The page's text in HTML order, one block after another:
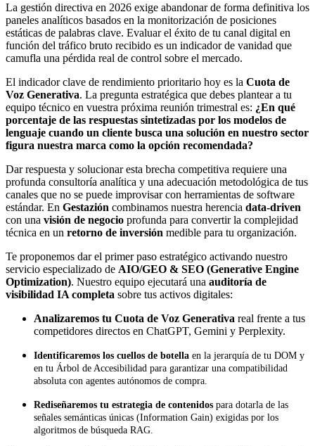
La gestión directiva en 2026 exige abandonar de forma definitiva los
paneles analíticos basados en la monitorización de posiciones
estáticas de palabras clave. Evaluar el éxito de tu canal digital en
función del tráfico bruto recibido es un indicador de vanidad que
camufla una pérdida real de control sobre el mercado.
El indicador clave de rendimiento prioritario hoy es la Cuota de
Voz Generativa. La pregunta estratégica que debes plantear a tu
equipo técnico en vuestra próxima reunión trimestral es: ¿En qué
porcentaje de las respuestas sintetizadas por los modelos de
lenguaje cuando un cliente busca una solución en nuestro sector
figura nuestra marca como la opción recomendada?
Dar respuesta y solucionar esta brecha competitiva requiere una
profunda consultoría analítica y una adecuación metodológica de tus
canales que no se puede improvisar con herramientas de software
estándar. En Gestazión combinamos nuestra herencia data-driven
con una visión de negocio profunda para convertir la complejidad
técnica en un retorno de inversión medible para tu organización.
Te proponemos dar el primer paso estratégico activando nuestro
servicio especializado de AIO/GEO & SEO (Generative Engine
Optimization). Nuestro equipo ejecutará una auditoría de
visibilidad IA completa sobre tus activos digitales:
Analizaremos tu Cuota de Voz Generativa real frente a tus
competidores directos en ChatGPT, Gemini y Perplexity.
Identificaremos los cuellos de botella en la jerarquía de tu DOM y
en tu Árbol de Accesibilidad para garantizar una compatibilidad
absoluta con agentes autónomos de compra.
Rediseñaremos tu estrategia de contenidos para dotarla de las
señales semánticas únicas (Information Gain) exigidas por los
algoritmos de búsqueda RAG.